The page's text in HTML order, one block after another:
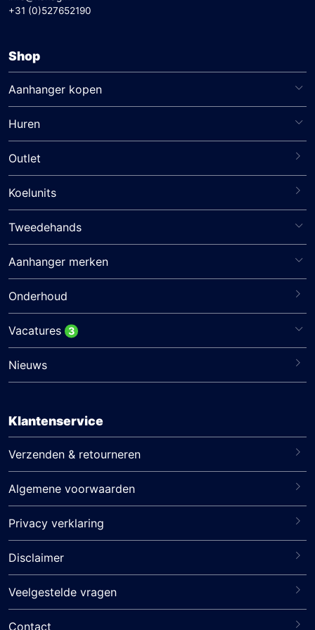
+31 (0)527652190
Shop
Aanhanger kopen
Huren
Outlet
Koelunits
Tweedehands
Aanhanger merken
Onderhoud
Vacatures 3
Nieuws
Klantenservice
Verzenden & retourneren
Algemene voorwaarden
Privacy verklaring
Disclaimer
Veelgestelde vragen
Contact